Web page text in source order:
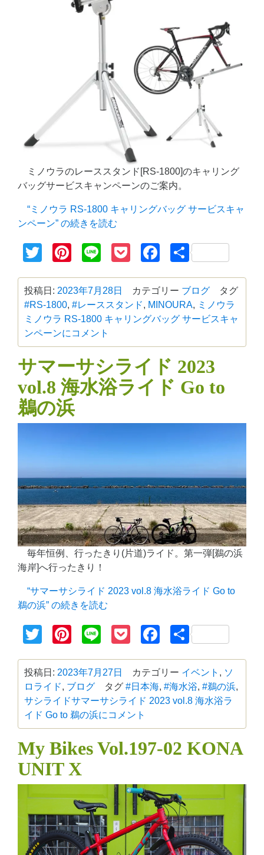
ミノウラのレーススタンド[RS-1800]のキャリング
バッグサービスキャンペーンのご案内。
“ミノウラ RS-1800 キャリングバッグ サービスキャ
ンペーン” の続きを読む
TwitterPinterest
Line PocketFacebook
共
有
投稿日: 2023年7月28日 カテゴリー ブログ
タグ
#RS-1800, #レーススタンド, MINOURA, ミノウラ
ミノウラ RS-1800 キャリングバッグ サービスキャ
ンペーンにコメント
サマーサシライド 2023
vol.8 海水浴ライド Go to
鵜の浜
毎年恒例、行ったきり(片道)ライド。第一弾[鵜の浜
海岸]へ行ったきり！
“サマーサシライド 2023 vol.8 海水浴ライド Go to
鵜の浜” の続きを読む
TwitterPinterest
Line PocketFacebook
共
投稿日: 2023年7月27日 カテゴリー イベント , ソ
ロライド, ブログ タグ #日本海, #海水浴, #鵜の浜,
サシライドサマーサシライド 2023 vol.8 海水浴ラ
イド Go to 鵜の浜に コメント
My Bikes Vol.197-02 KONA
UNIT X